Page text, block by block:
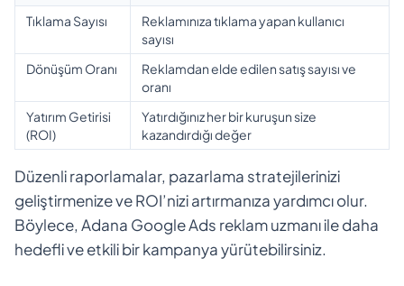
Tıklama Sayısı
Reklamınıza tıklama yapan kullanıcı
sayısı
Dönüşüm Oranı
Reklamdan elde edilen satış sayısı ve
oranı
Yatırım Getirisi
(ROI)
Yatırdığınız her bir kuruşun size
kazandırdığı değer
Düzenli raporlamalar, pazarlama stratejilerinizi
geliştirmenize ve ROI’nizi artırmanıza yardımcı olur.
Böylece, Adana Google Ads reklam uzmanı ile daha
hedefli ve etkili bir kampanya yürütebilirsiniz.